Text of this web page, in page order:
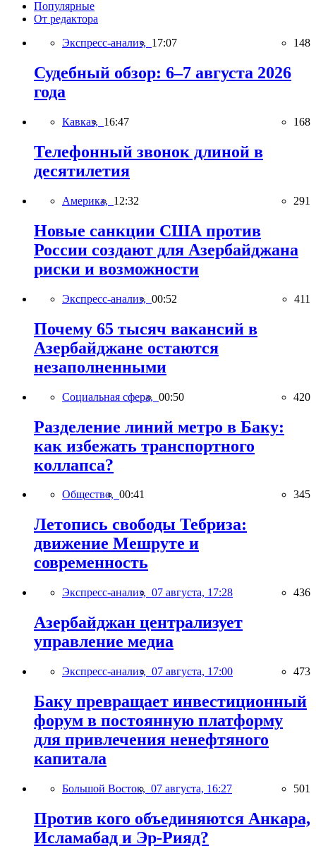
Популярные
От редактора
Экспресс-анализ, 17:07 148
Судебный обзор: 6–7 августа 2026
года
Кавказ, 16:47 168
Телефонный звонок длиной в
десятилетия
Америка, 12:32 291
Новые санкции США против
России создают для Азербайджана
риски и возможности
Экспресс-анализ, 00:52 411
Почему 65 тысяч вакансий в
Азербайджане остаются
незаполненными
Социальная сфера, 00:50 420
Разделение линий метро в Баку:
как избежать транспортного
коллапса?
Общество, 00:41 345
Летопись свободы Тебриза:
движение Мешруте и
современность
Экспресс-анализ, 07 августа, 17:28 436
Азербайджан централизует
управление медиа
Экспресс-анализ, 07 августа, 17:00 473
Баку превращает инвестиционный
форум в постоянную платформу
для привлечения ненефтяного
капитала
Большой Восток, 07 августа, 16:27 501
Против кого объединяются Анкара,
Исламабад и Эр-Рияд?